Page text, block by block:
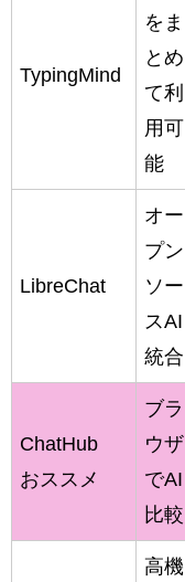
TypingMind
をま
とめ
て利
用可
能
LibreChat
オー
プン
ソー
スAI
統合
ChatHub
おススメ
ブラ
ウザ
でAI
比較
高機